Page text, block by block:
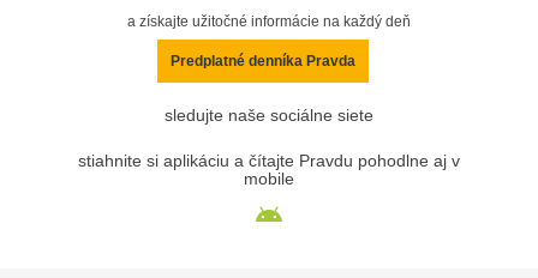
a získajte užitočné informácie na každý deň
Predplatné denníka Pravda
sledujte naše sociálne siete
stiahnite si aplikáciu a čítajte Pravdu pohodlne aj v
mobile